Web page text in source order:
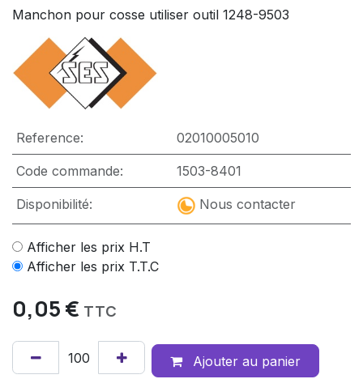
Manchon pour cosse utiliser outil 1248-9503
Reference: 02010005010
Code commande: 1503-8401
Disponibilité: Nous contacter
Afficher les prix H.T
Afficher les prix T.T.C
0,05€ TTC
Ajouter au panier